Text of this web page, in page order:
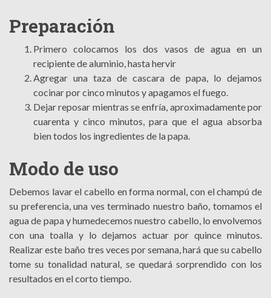
Preparación
Primero colocamos los dos vasos de agua en un
recipiente de aluminio, hasta hervir
Agregar una taza de cascara de papa, lo dejamos
cocinar por cinco minutos y apagamos el fuego.
Dejar reposar mientras se enfría, aproximadamente por
cuarenta y cinco minutos, para que el agua absorba
bien todos los ingredientes de la papa.
Modo de uso
Debemos lavar el cabello en forma normal, con el champú de
su preferencia, una ves terminado nuestro baño, tomamos el
agua de papa y humedecemos nuestro cabello, lo envolvemos
con una toalla y lo dejamos actuar por quince minutos.
Realizar este baño tres veces por semana, hará que su cabello
tome su tonalidad natural, se quedará sorprendido con los
resultados en el corto tiempo.